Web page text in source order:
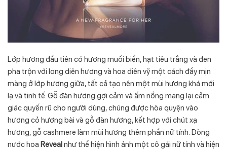
Lớp hương đầu tiên có hương muối biển, hạt tiêu trắng và đen
pha trộn với long diên hương và hoa diên vỹ một cách đầy mịn
màng ở lớp hương giữa, tất cả tạo nên một mùi hương khá mới
lạ và tinh tế. Gỗ đàn hương gợi cảm và ấm nồng mang lại cảm
giác quyến rũ cho người dùng, chúng được hòa quyện vào
hương cỏ hương bài và gỗ đàn hương, kết hợp với chút xạ
hương, gỗ cashmere làm mùi hương thêm phần nữ tính. Dòng
nước hoa Revealnhư thể hiện hình ảnh một cô gái nữ tính và hiện